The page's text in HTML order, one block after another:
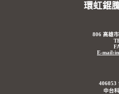
環虹錕
806 高雄
E-
406053
中台